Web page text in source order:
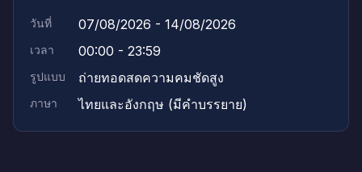
วันที่ 07/08/2026 - 14/08/2026
เวลา 00:00 - 23:59
รูปแบบ ถ่ายทอดสดความคมชัดสูง
ภาษา ไทยและอังกฤษ (มีคำบรรยาย)